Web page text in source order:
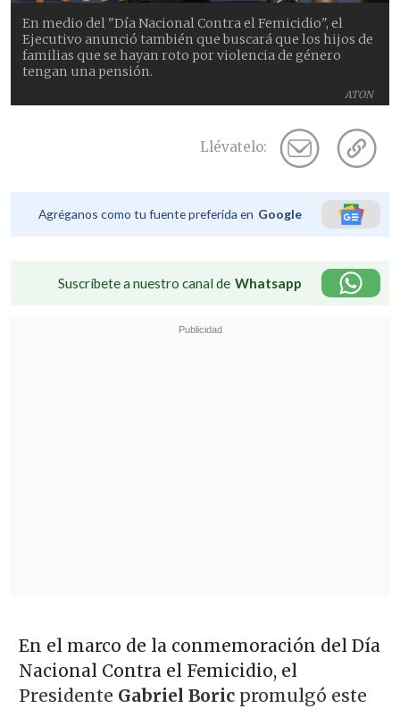
ATON
En medio del "Día Nacional Contra el Femicidio", el
Ejecutivo anunció también que buscará que los hijos de
familias que se hayan roto por violencia de género
tengan una pensión.
Llévatelo:
Agréganos como tu fuente preferida en Google
Suscríbete a nuestro canal de Whatsapp
En el marco de la conmemoración del Día
Nacional Contra el Femicidio, el
Presidente Gabriel Boricpromulgó este